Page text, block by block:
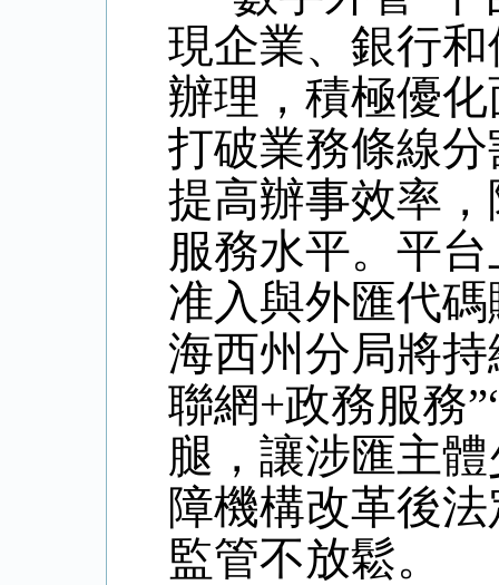
現企業、銀行
辦理，積極優
打破業務條線
提高辦事效率
服務水平。平
准入與外匯代
海西州分局將
聯網+政務服務
腿，讓涉匯主
障機構改革後
監管不放鬆。